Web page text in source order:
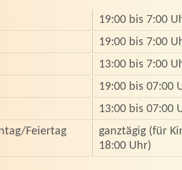
19:00 bis 7:00
19:00 bis 7:00
13:00 bis 7:00
19:00 bis 07:00
13:00 bis 07:00
Feiertag
ganztägig (für
18:00 Uhr)